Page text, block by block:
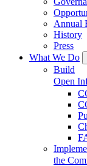
Annual
History
Press
What We Do
Build
Open
the